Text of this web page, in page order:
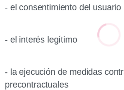
- el consentimiento del usuario
- el interés legítimo
- la ejecución de medidas
precontractuales